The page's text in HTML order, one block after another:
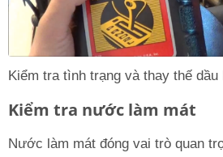
Kiểm tra tình trạng và thay thế dầu
Kiểm tra nước làm mát
Nước làm mát đóng vai trò quan